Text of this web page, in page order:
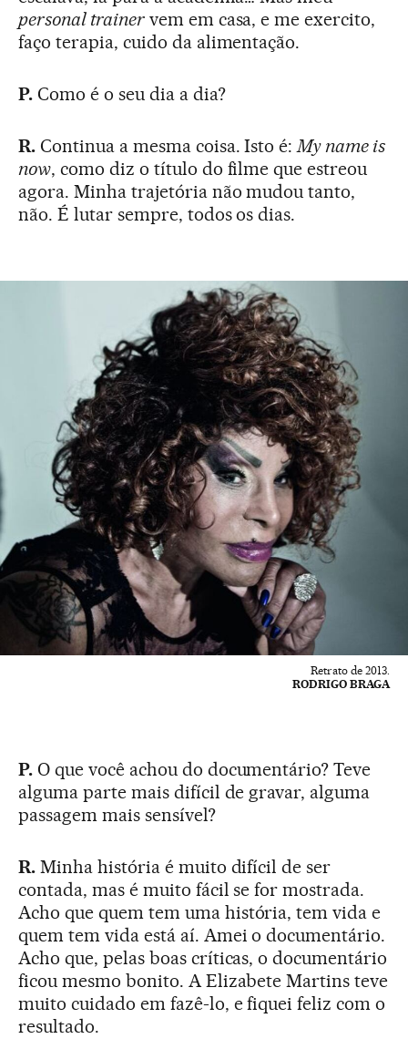
personal trainervem em casa, e me exercito,
faço terapia, cuido da alimentação.
P.Como é o seu dia a dia?
R.Continua a mesma coisa. Isto é:My name is
now, como diz o título do filme que estreou
agora. Minha trajetória não mudou tanto,
não. É lutar sempre, todos os dias.
Retrato de 2013.
RODRIGO BRAGA
P. O que você achou do documentário? Teve
alguma parte mais difícil de gravar, alguma
passagem mais sensível?
R. Minha história é muito difícil de ser
contada, mas é muito fácil se for mostrada.
Acho que quem tem uma história, tem vida e
quem tem vida está aí. Amei o documentário.
Acho que, pelas boas críticas, o documentário
ficou mesmo bonito. A Elizabete Martins teve
muito cuidado em fazê-lo, e fiquei feliz com o
resultado.